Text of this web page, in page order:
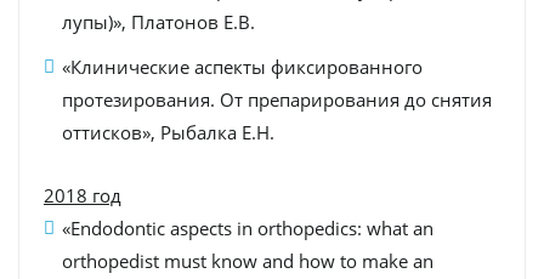
лупы)», Платонов Е.В.
«Клинические аспекты фиксированного
протезирования. От препарирования до снятия
оттисков», Рыбалка Е.Н.
2018 год
«Endodontic aspects in orthopedics: what an
orthopedist must know and how to make an